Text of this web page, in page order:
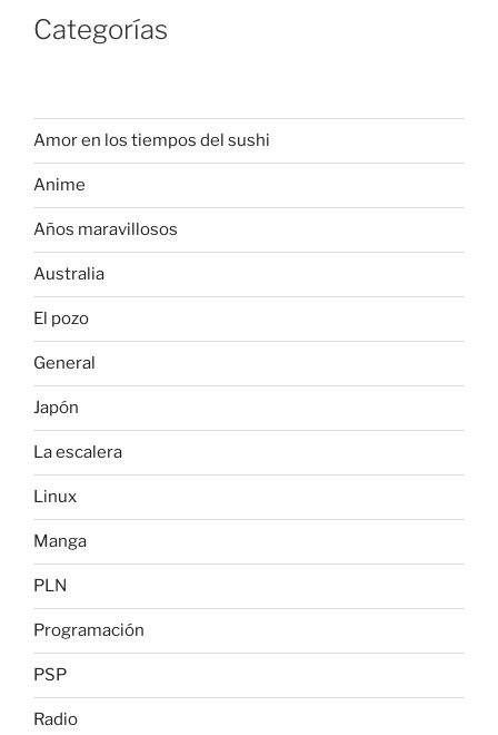
Categorías
Amor en los tiempos del sushi
Anime
Años maravillosos
Australia
El pozo
General
Japón
La escalera
Linux
Manga
PLN
Programación
PSP
Radio